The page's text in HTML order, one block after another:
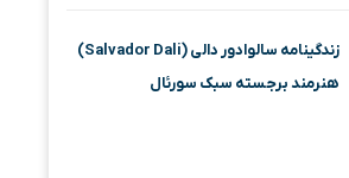
زندگینامه سالوادور دالی (Salvador Dali)
هنرمند برجسته سبک سورئال